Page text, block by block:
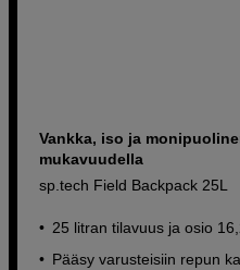
Vankka, iso ja
mukavuudella
sp.tech Field Backpack 25L
25 litran tilavuus ja osio
Pääsy varusteisiin repun